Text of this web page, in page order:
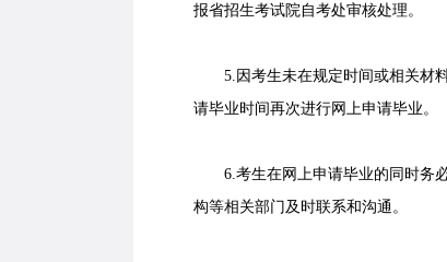
报省招生考试院自考处审核处理。
5.因考生未在规定时间或相关材料
请毕业时间再次进行网上申请毕业。
6.考生在网上申请毕业的同时务必
构等相关部门及时联系和沟通。